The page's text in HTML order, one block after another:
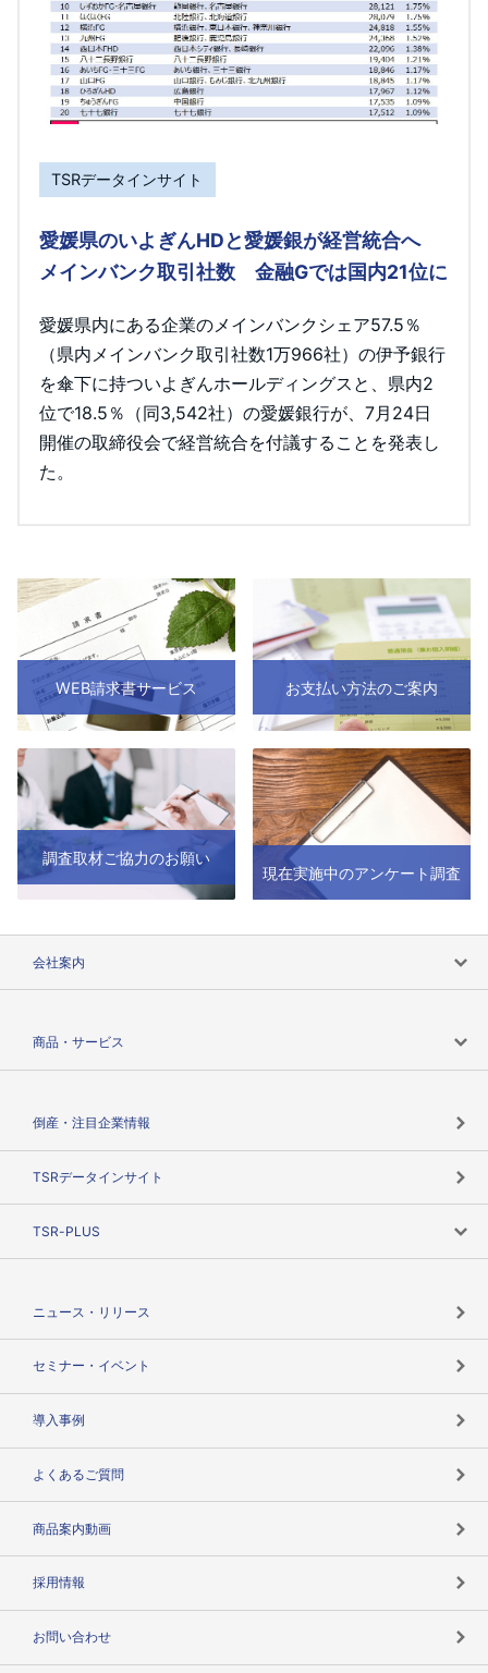
TSRデータインサイト
愛媛県のいよぎんHDと愛媛銀が経営統合へ
メインバンク取引社数 金融Gでは国内21位に
愛媛県内にある企業のメインバンクシェア57.5％
（県内メインバンク取引社数1万966社）の伊予銀行
を傘下に持ついよぎんホールディングスと、県内2
位で18.5％（同3,542社）の愛媛銀行が、7月24日
開催の取締役会で経営統合を付議することを発表し
た。
WEB請求書サービス お支払い方法のご案内
調査取材ご協力のお願い
現在実施中のアンケート調査
会社案内
商品・サービス
倒産・注目企業情報
TSRデータインサイト
TSR-PLUS
ニュース・リリース
セミナー・イベント
導入事例
よくあるご質問
商品案内動画
採用情報
お問い合わせ